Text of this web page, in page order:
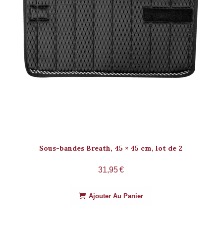
Sous-bandes Breath, 45 × 45 cm, lot de 2
31,95€
Ajouter Au Panier